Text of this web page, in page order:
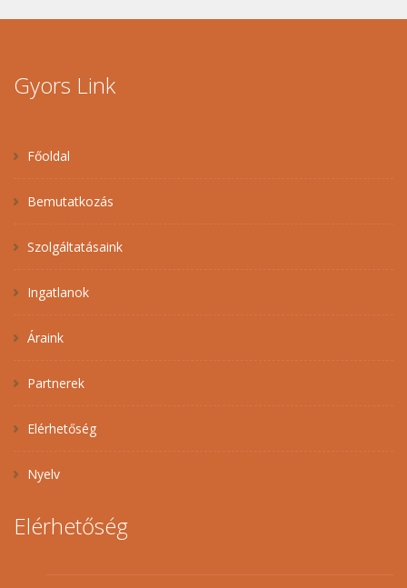
Gyors Link
Főoldal
Bemutatkozás
Szolgáltatásaink
Ingatlanok
Áraink
Partnerek
Elérhetőség
Nyelv
Elérhetőség